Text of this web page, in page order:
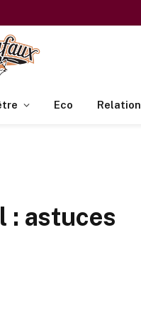
Eco Relation
: astuces